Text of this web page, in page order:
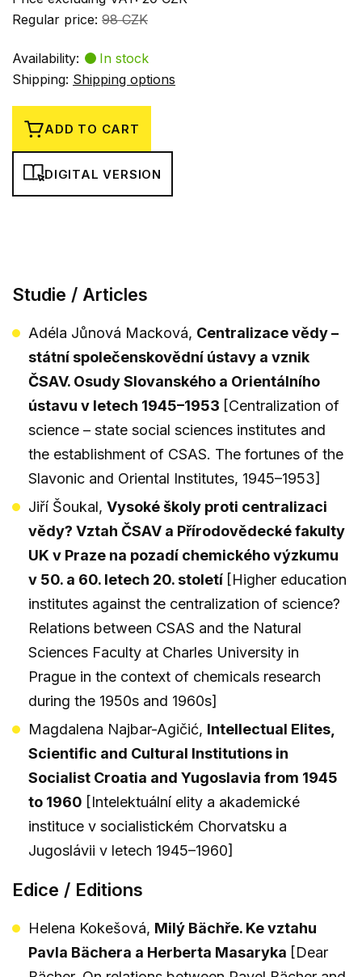
Regular price: 98 CZK
Availability:
In stock
Shipping: Shipping options
ADD TO CART
DIGITAL VERSION
Studie / Articles
Adéla Jůnová Macková, Centralizace vědy –
státní společenskovědní ústavy a vznik
ČSAV. Osudy Slovanského a Orientálního
ústavu v letech 1945–1953 [Centralization of
science – state social sciences institutes and
the establishment of CSAS. The fortunes of the
Slavonic and Oriental Institutes, 1945–1953]
Jiří Šoukal, Vysoké školy proti centralizaci
vědy? Vztah ČSAV a Přírodovědecké fakulty
UK v Praze na pozadí chemického výzkumu
v 50. a 60. letech 20. století [Higher education
institutes against the centralization of science?
Relations between CSAS and the Natural
Sciences Faculty at Charles University in
Prague in the context of chemicals research
during the 1950s and 1960s]
Magdalena Najbar-Agičić, Intellectual Elites,
Scientific and Cultural Institutions in
Socialist Croatia and Yugoslavia from 1945
to 1960 [Intelektuální elity a akademické
instituce v socialistickém Chorvatsku a
Jugoslávii v letech 1945–1960]
Edice / Editions
Helena Kokešová, Milý Bächře. Ke vztahu
Pavla Bächera a Herberta Masaryka [Dear